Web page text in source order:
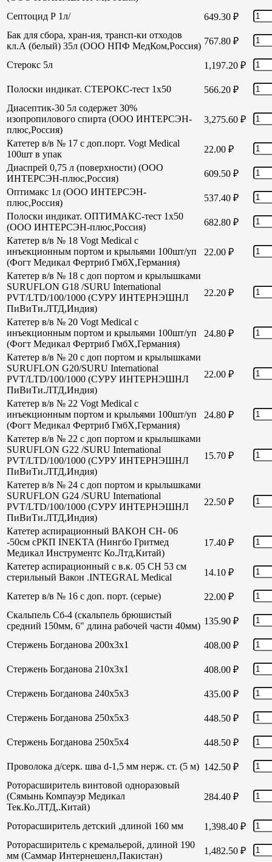
Септоцид Р 1л/
649.30 ₽
Бак для сбора, хран-ия, трансп-ки отходов
кл.А (белый) 35л (ООО НПФ МедКом,Россия) 767.80 ₽
Стерокс 5л 1,197.20 ₽
Полоски индикат. СТЕРОКС-тест 1х50 566.20 ₽
Диасептик-30 5л содержет 30%
изопропилового спирта (ООО ИНТЕРСЭН-
плюс,Россия)
3,275.60 ₽
Катетер в/в № 17 с доп.порт. Vogt Medical
100шт в упак
22.00 ₽
Диаспрей 0,75 л (поверхности) (ООО
ИНТЕРСЭН-плюс,Россия)
609.50 ₽
Оптимакс 1л (ООО ИНТЕРСЭН-
плюс,Россия)
537.40 ₽
Полоски индикат. ОПТИМАКС-тест 1х50
(ООО ИНТЕРСЭН-плюс,Россия)
682.80 ₽
Катетер в/в № 18 Vogt Medical с
инъекционным портом и крыльями 100шт/уп
(Фогт Медикал Фертриб ГмбХ,Германия)
22.00 ₽
Катетер в/в № 18 с доп портом и крылышками
SURUFLON G18 /SURU International
PVT/LTD/100/1000 (СУРУ ИНТЕРНЭШНЛ
ПиВиТи.ЛТД,Индия)
22.20 ₽
Катетер в/в № 20 Vogt Medical с
инъекционным портом и крыльями 100шт/уп
(Фогт Медикал Фертриб ГмбХ,Германия)
24.80 ₽
Катетер в/в № 20 с доп портом и крылышками
SURUFLON G20/SURU International
PVT/LTD/100/1000 (СУРУ ИНТЕРНЭШНЛ
ПиВиТи.ЛТД,Индия)
22.00 ₽
Катетер в/в № 22 Vogt Medical с
инъекционным портом и крыльями 100шт/уп
(Фогт Медикал Фертриб ГмбХ,Германия)
24.80 ₽
Катетер в/в № 22 с доп портом и крылышками
SURUFLON G22 /SURU International
PVT/LTD/100/1000 (СУРУ ИНТЕРНЭШНЛ
ПиВиТи.ЛТД,Индия)
15.70 ₽
Катетер в/в № 24 с доп портом и крылышками
SURUFLON G24 /SURU International
PVT/LTD/100/1000 (СУРУ ИНТЕРНЭШНЛ
ПиВиТи.ЛТД,Индия)
22.50 ₽
Катетер аспирационный ВАКОН СН- 06
-50см сРКП INEKTA (Нингбо Гритмед
Медикал Инструментс Ко.Лтд,Китай)
17.40 ₽
Катетер аспирационный с в.к. 05 СН 53 см
стерильный Вакон .INTEGRAL Medical
14.10 ₽
Катетер в/в № 16 с доп. порт. (серые) 22.00 ₽
Скальпель Сб-4 (скальпель брюшистый
средний 150мм, 6" длина рабочей части 40мм) 135.90 ₽
Стержень Богданова 200х3х1 408.00 ₽
Стержень Богданова 210х3х1 408.00 ₽
Стержень Богданова 240х5х3 435.00 ₽
Стержень Богданова 250х5х3 448.50 ₽
Стержень Богданова 250х5х4 448.50 ₽
Проволока д/серк. шва d-1,5 мм нерж. ст. (5 м) 142.50 ₽
Роторасширитель винтовой одноразовый
(Сямынь Компауэр Медикал
Тек.Ко.ЛТД,.Китай)
284.40 ₽
Роторасширитель детский ,длиной 160 мм 1,398.40 ₽
Роторасширитель с кремальерой, длиной 190
мм (Саммар Интернешенл,Пакистан)
1,482.50 ₽